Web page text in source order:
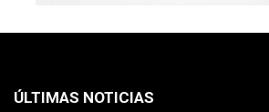
ÚLTIMAS NOTICIAS